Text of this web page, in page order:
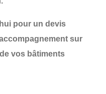
pour un devis
sur
vos bâtiments